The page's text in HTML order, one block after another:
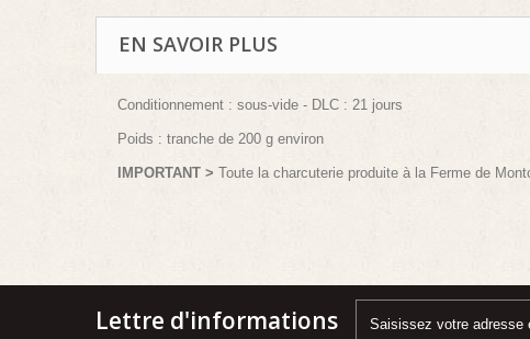
EN SAVOIR PLUS
Conditionnement : sous-vide - DLC : 21 jours
Poids : tranche de 200 g environ
IMPORTANT > Toute la charcuterie produite à la Ferme de
Lettre d'informations